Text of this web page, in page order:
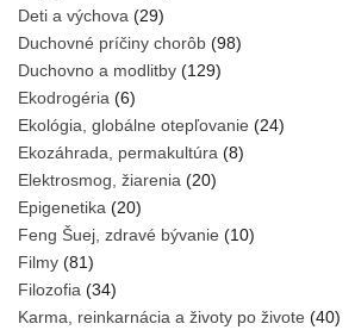
Deti a výchova (29)
Duchovné príčiny chorôb (98)
Duchovno a modlitby (129)
Ekodrogéria (6)
Ekológia, globálne otepľovanie (24)
Ekozáhrada, permakultúra (8)
Elektrosmog, žiarenia (20)
Epigenetika (20)
Feng Šuej, zdravé bývanie (10)
Filmy (81)
Filozofia (34)
Karma, reinkarnácia a životy po živote (40)